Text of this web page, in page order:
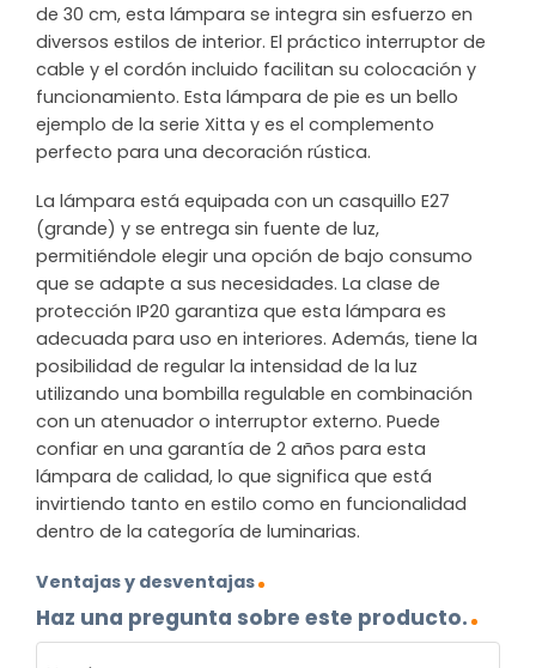
de 30 cm, esta lámpara se integra sin esfuerzo en
diversos estilos de interior. El práctico interruptor de
cable y el cordón incluido facilitan su colocación y
funcionamiento. Esta lámpara de pie es un bello
ejemplo de la serie Xitta y es el complemento
perfecto para una decoración rústica.
La lámpara está equipada con un casquillo E27
(grande) y se entrega sin fuente de luz,
permitiéndole elegir una opción de bajo consumo
que se adapte a sus necesidades. La clase de
protección IP20 garantiza que esta lámpara es
adecuada para uso en interiores. Además, tiene la
posibilidad de regular la intensidad de la luz
utilizando una bombilla regulable en combinación
con un atenuador o interruptor externo. Puede
confiar en una garantía de 2 años para esta
lámpara de calidad, lo que significa que está
invirtiendo tanto en estilo como en funcionalidad
dentro de la categoría de luminarias.
Ventajas y desventajas
Haz una pregunta sobre este producto.